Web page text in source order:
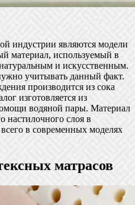
индустрии являются модели
материал, используемый в
и искусственным.
учитывать данный факт.
производится из сока
изготовляется из
водяной пары. Материал
настилочного слоя в
в современных моделях
матрасов